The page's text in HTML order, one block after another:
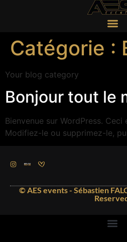
Catégorie :
Your blog category
Bonjour tout le
Bienvenue sur WordPress.
Modifiez-le ou supprimez-le,
© AES events - Sébastien